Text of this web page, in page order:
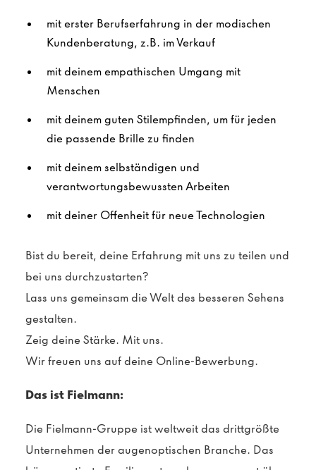
mit erster Berufserfahrung in der modischen
Kundenberatung, z.B. im Verkauf
mit deinem empathischen Umgang mit
Menschen
mit deinem guten Stilempfinden, um für jeden
die passende Brille zu finden
mit deinem selbständigen und
verantwortungsbewussten Arbeiten
mit deiner Offenheit für neue Technologien
Bist du bereit, deine Erfahrung mit uns zu teilen und
bei uns durchzustarten?
Lass uns gemeinsam die Welt des besseren Sehens
gestalten.
Zeig deine Stärke. Mit uns.
Wir freuen uns auf deine Online-Bewerbung.
Das ist Fielmann:
Die Fielmann-Gruppe ist weltweit das drittgrößte
Unternehmen der augenoptischen Branche. Das